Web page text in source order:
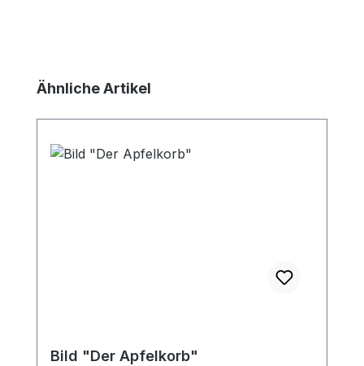
Produktgalerie überspringen
Ähnliche Artikel
Bild "Der Apfelkorb"